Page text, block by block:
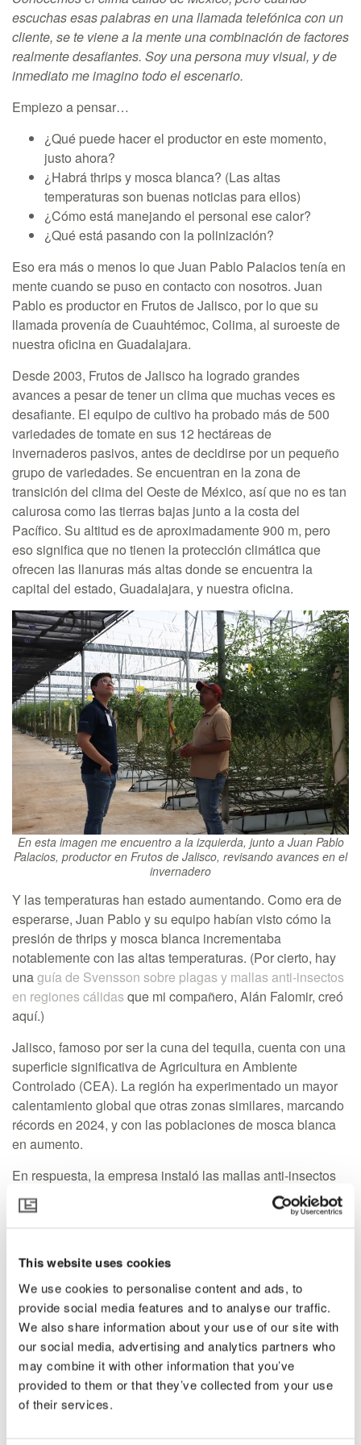
This website uses cookies
We use cookies to personalise content and ads, to
provide social media features and to analyse our traffic.
We also share information about your use of our site with
our social media, advertising and analytics partners who
may combine it with other information that you’ve
provided to them or that they’ve collected from your use
of their services.
escuchas esas palabras en una llamada telefónica con un
cliente, se te viene a la mente una combinación de factores
realmente desafiantes. Soy una persona muy visual, y de
inmediato me imagino todo el escenario.
Empiezo a pensar…
¿Qué puede hacer el productor en este momento,
justo ahora?
¿Habrá thrips y mosca blanca? (Las altas
temperaturas son buenas noticias para ellos)
¿Cómo está manejando el personal ese calor?
¿Qué está pasando con la polinización?
Eso era más o menos lo que Juan Pablo Palacios tenía en
mente cuando se puso en contacto con nosotros. Juan
Pablo es productor en Frutos de Jalisco, por lo que su
llamada provenía de Cuauhtémoc, Colima, al suroeste de
nuestra oficina en Guadalajara.
Desde 2003, Frutos de Jalisco ha logrado grandes
avances a pesar de tener un clima que muchas veces es
desafiante. El equipo de cultivo ha probado más de 500
variedades de tomate en sus 12 hectáreas de
invernaderos pasivos, antes de decidirse por un pequeño
grupo de variedades. Se encuentran en la zona de
transición del clima del Oeste de México, así que no es tan
calurosa como las tierras bajas junto a la costa del
Pacífico. Su altitud es de aproximadamente 900 m, pero
eso significa que no tienen la protección climática que
ofrecen las llanuras más altas donde se encuentra la
capital del estado, Guadalajara, y nuestra oficina.
En esta imagen me encuentro a la izquierda, junto a Juan Pablo
Palacios, productor en Frutos de Jalisco, revisando avances en el
invernadero
Y las temperaturas han estado aumentando. Como era de
esperarse, Juan Pablo y su equipo habían visto cómo la
presión de thrips y mosca blanca incrementaba
notablemente con las altas temperaturas. (Por cierto, hay
unaguía de Svensson sobre plagas y mallas anti-insectos
en regiones cálidasque mi compañero, Alán Falomir, creó
aquí.)
Jalisco, famoso por ser la cuna del tequila, cuenta con una
superficie significativa de Agricultura en Ambiente
Controlado (CEA). La región ha experimentado un mayor
calentamiento global que otras zonas similares, marcando
récords en 2024, y con las poblaciones de mosca blanca
en aumento.
En respuesta, la empresa instaló las mallas anti-insectos
Xsect Balance de Svensson en las paredes laterales, y en
una reciente visita pude evaluar con Juan Pablo lo que se
Me contó que lograron reducir dos grados Celsius de la
temperatura máxima de 50 grados, lo cual significó mucho
para el equipo. Y la malla realmente redujo la presión de
plagas.